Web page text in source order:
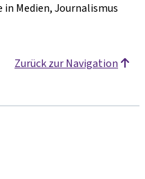
Medien, Journalismus
Zurück zur Navigation